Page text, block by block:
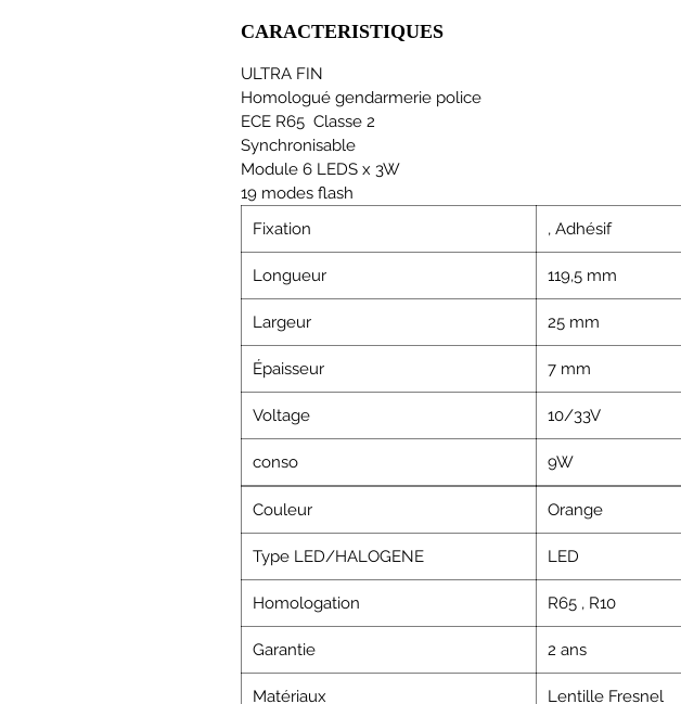
CARACTERISTIQUES
ULTRA FIN
Homologué gendarmerie police
ECE R65 Classe 2
Synchronisable
Module 6 LEDS x 3W
19 modes flash
Fixation
, Adhésif
Longueur 119,5 mm
Largeur 25 mm
Épaisseur 7 mm
Voltage 10/33V
conso 9W
Couleur Orange
Type LED/HALOGENE LED
Homologation R65 , R10
Garantie 2 ans
Matériaux Lentille Fresnel